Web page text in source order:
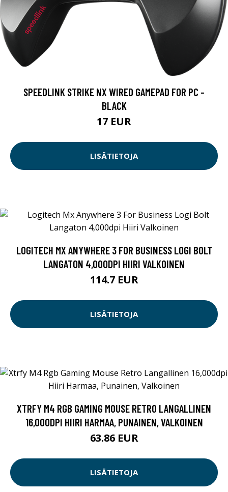
SPEEDLINK STRIKE NX WIRED GAMEPAD FOR PC -
BLACK
17 EUR
LISÄTIETOJA
LOGITECH MX ANYWHERE 3 FOR BUSINESS LOGI BOLT
LANGATON 4,000DPI HIIRI VALKOINEN
114.7 EUR
LISÄTIETOJA
XTRFY M4 RGB GAMING MOUSE RETRO LANGALLINEN
16,000DPI HIIRI HARMAA, PUNAINEN, VALKOINEN
63.86 EUR
LISÄTIETOJA